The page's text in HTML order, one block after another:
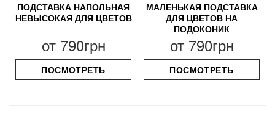
ПОДСТАВКА НАПОЛЬНАЯ
НЕВЫСОКАЯ ДЛЯ ЦВЕТОВ
от 790грн
ПОСМОТРЕТЬ
МАЛЕНЬКАЯ ПОДСТАВКА
ДЛЯ ЦВЕТОВ НА
ПОДОКОНИК
от 790грн
ПОСМОТРЕТЬ